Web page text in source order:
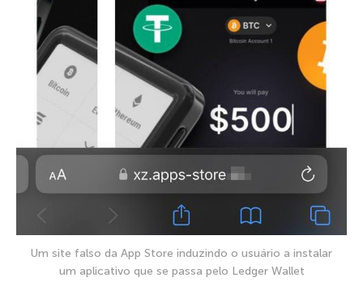
Um site falso da App Store induzindo o usuário a instalar
um aplicativo que se passa pelo Ledger Wallet